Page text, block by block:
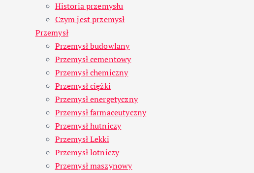
Historia przemysłu
Czym jest przemysł
Przemysł
Przemysł budowlany
Przemysł cementowy
Przemysł chemiczny
Przemysł ciężki
Przemysł energetyczny
Przemysł farmaceutyczny
Przemysł hutniczy
Przemysł Lekki
Przemysł lotniczy
Przemysł maszynowy